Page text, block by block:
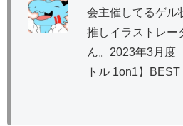
会主催してるゲル
推しイラストレー
ん。2023年3月度
トル 1on1】BEST